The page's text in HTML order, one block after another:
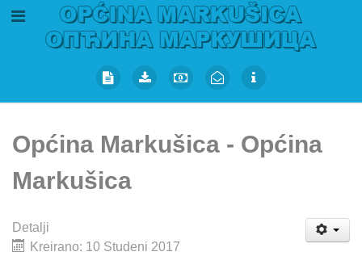
Općina Markušica - Općina
Markušica
Detalji
Kreirano: 10 Studeni 2017